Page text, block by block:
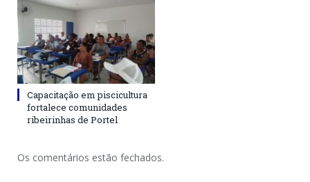
Capacitação em piscicultura
fortalece comunidades
ribeirinhas de Portel
Os comentários estão fechados.